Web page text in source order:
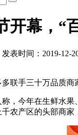
开幕，“
发表时间：2019-12-
多联手三十万品质
，今年在生鲜水
农产区的头部商家